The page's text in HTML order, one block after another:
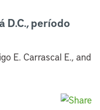
D.C., período
E. Carrascal E., and